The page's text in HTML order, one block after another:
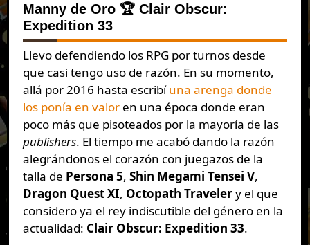
Manny de Oro 🏆 Clair Obscur:
Expedition 33
Llevo defendiendo los RPG por turnos desde
que casi tengo uso de razón. En su momento,
allá por 2016 hasta escribíuna arenga donde
los ponía en valoren una época donde eran
poco más que pisoteados por la mayoría de las
publishers. El tiempo me acabó dando la razón
alegrándonos el corazón con juegazos de la
talla de Persona 5, Shin Megami Tensei V,
Dragon Quest XI, Octopath Travelery el que
considero ya el rey indiscutible del género en la
actualidad: Clair Obscur: Expedition 33.